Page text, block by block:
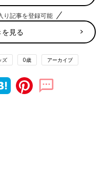
トコーナートップ
は異なるので、産後すぐで
もの成長に合わせたチャイ
ります。
り記事を登録可能
見る
ズ 0歳 アーカイブ